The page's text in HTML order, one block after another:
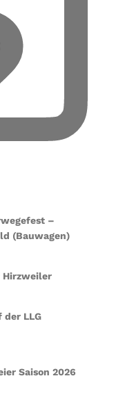
–
(Bauwagen)
Hirzweiler
LLG
Saison 2026